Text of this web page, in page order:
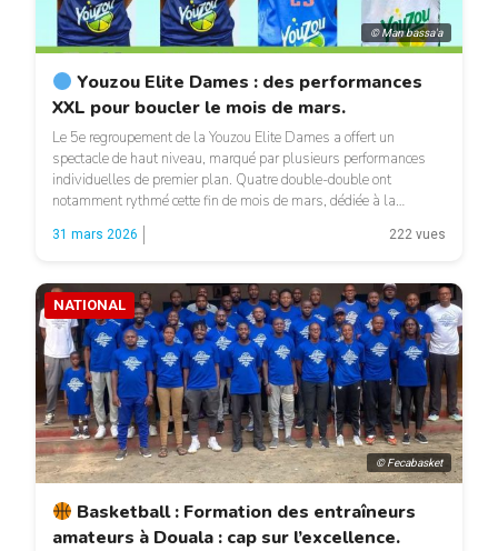
© Man bassa'a
Youzou Elite Dames : des performances
XXL pour boucler le mois de mars.
Le 5e regroupement de la Youzou Elite Dames a offert un
spectacle de haut niveau, marqué par plusieurs performances
individuelles de premier plan. Quatre double-double ont
notamment rythmé cette fin de mois de mars, dédiée à la
célébration des droits de la femme. Ramatou Njoya, joueuse de
l’Université de Douala, s’est illustrée avec deux […]
31 mars 2026 222 vues
© Fecabasket
NATIONAL
Basketball : Formation des entraîneurs
amateurs à Douala : cap sur l’excellence.